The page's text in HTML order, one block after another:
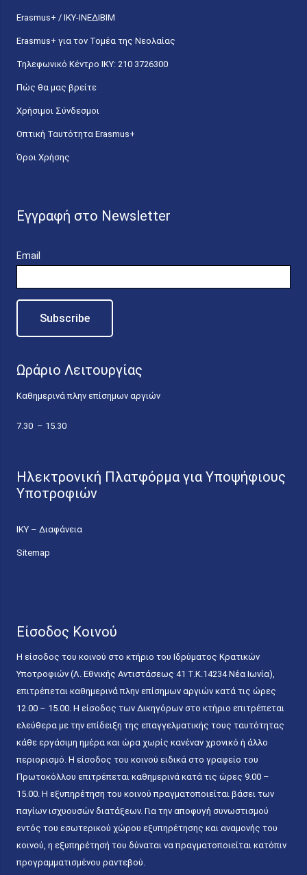
Erasmus+ / ΙΚΥ-ΙΝΕΔΙΒΙΜ
Erasmus+ για τον Τομέα της Νεολαίας
Τηλεφωνικό Κέντρο IKY: 210 3726300
Πώς θα μας βρείτε
Χρήσιμοι Σύνδεσμοι
Οπτική Ταυτότητα Erasmus+
Όροι Χρήσης
Εγγραφή στο Newsletter
Email
Ωράριο Λειτουργίας
Καθημερινά πλην επίσημων αργιών
7.30 – 15.30
Ηλεκτρονική Πλατφόρμα για Υποψήφιους
Υποτροφιών
ΙΚΥ – Διαφάνεια
Sitemap
Είσοδος Κοινού
Η είσοδος του κοινού στο κτήριο του Ιδρύματος Κρατικών
Υποτροφιών (Λ. Εθνικής Αντιστάσεως 41 T.K.14234 Νέα Ιωνία),
επιτρέπεται καθημερινά πλην επίσημων αργιών κατά τις ώρες
12.00 – 15.00. Η είσοδος των Δικηγόρων στο κτήριο επιτρέπεται
ελεύθερα με την επίδειξη της επαγγελματικής τους ταυτότητας
κάθε εργάσιμη ημέρα και ώρα χωρίς κανέναν χρονικό ή άλλο
περιορισμό. Η είσοδος του κοινού ειδικά στο γραφείο του
Πρωτοκόλλου επιτρέπεται καθημερινά κατά τις ώρες 9.00 –
15.00. Η εξυπηρέτηση του κοινού πραγματοποιείται βάσει των
παγίων ισχυουσών διατάξεων. Για την αποφυγή συνωστισμού
εντός του εσωτερικού χώρου εξυπηρέτησης και αναμονής του
κοινού, η εξυπηρέτησή του δύναται να πραγματοποιείται κατόπιν
προγραμματισμένου ραντεβού.